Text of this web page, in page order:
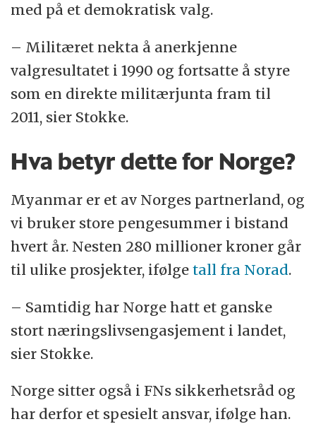
med på et demokratisk valg.
– Militæret nekta å anerkjenne
valgresultatet i 1990 og fortsatte å styre
som en direkte militærjunta fram til
2011, sier Stokke.
Hva betyr dette for Norge?
Myanmar er et av Norges partnerland, og
vi bruker store pengesummer i bistand
hvert år. Nesten 280 millioner kroner går
til ulike prosjekter, ifølgetall fra Norad.
– Samtidig har Norge hatt et ganske
stort næringslivsengasjement i landet,
sier Stokke.
Norge sitter også i FNs sikkerhetsråd og
har derfor et spesielt ansvar, ifølge han.